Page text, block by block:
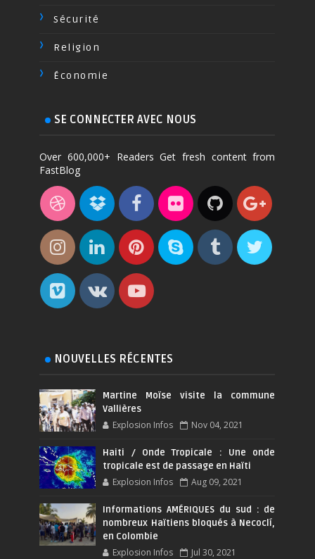
Sécurité
Religion
Économie
SE CONNECTER AVEC NOUS
Over 600,000+ Readers Get fresh content from
FastBlog
NOUVELLES RÉCENTES
Martine Moïse visite la commune
Vallières
Explosion Infos Nov 04, 2021
Haiti / Onde Tropicale : Une onde
tropicale est de passage en Haïti
Explosion Infos Aug 09, 2021
Informations AMÉRIQUES du sud : de
nombreux Haïtiens bloqués à Necoclí,
en Colombie
Explosion Infos Jul 30, 2021